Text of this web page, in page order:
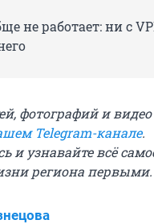
не работает: ни с
фотографий и видео
Telegram-канале.
и узнавайте всё
региона первыми.